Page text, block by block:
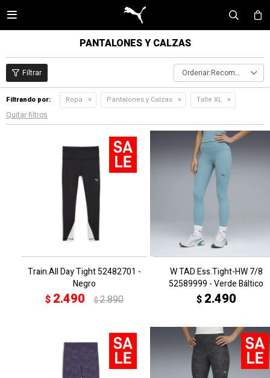

PANTALONES Y CALZAS
Recomendados
Filtrando por: Ropa Pantalones y Calzas Talle XL
Quitar filtros
Train.All Day Tight 52482701 -
Negro
$ 2.490 $2.890
W TAD Ess.Tight-HW 7/8
52589999 - Verde Báltico
$ 2.490